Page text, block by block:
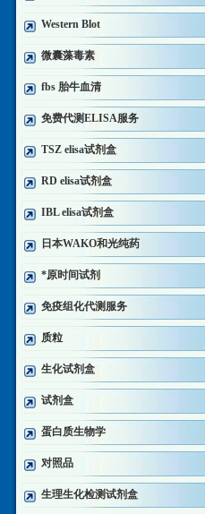
Western Blot
微囊藻毒素
fbs 胎牛血清
免费代测ELISA服务
TSZ elisa试剂盒
RD elisa试剂盒
IBL elisa试剂盒
日本WAKO和光纯药
*原时间试剂
免疫组化代测服务
质粒
生化试剂盒
试剂盒
蛋白质生物学
对照品
生理生化检测试剂盒